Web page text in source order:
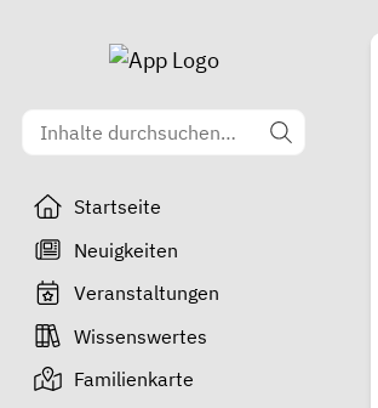
Startseite
Neuigkeiten
Veranstaltungen
Wissenswertes
Familienkarte